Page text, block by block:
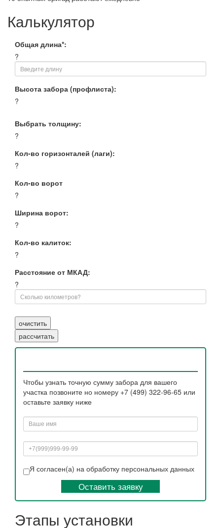
Калькулятор
Общая длина*:
?
Высота забора (профлиста):
?
Выбрать толщину:
?
Кол-во горизонталей (лаги):
?
Кол-во ворот
?
Ширина ворот:
?
Кол-во калиток:
?
Расстояние от МКАД:
?
Чтобы узнать точную сумму забора для вашего
участка позвоните но номеру +7 (499) 322-96-65 или
оставьте заявку ниже
Я согласен(а) на обработку персональных данных
Оставить заявку
Этапы установки